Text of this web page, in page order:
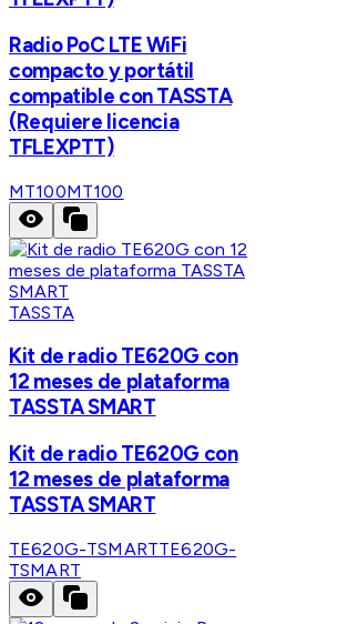
Radio PoC LTE WiFi
compacto y portátil
compatible con TASSTA
(Requiere licencia
TFLEXPTT)
MT100MT100
TASSTA
Kit de radio TE620G con
12 meses de plataforma
TASSTA SMART
Kit de radio TE620G con
12 meses de plataforma
TASSTA SMART
TE620G-TSMARTTE620G-
TSMART